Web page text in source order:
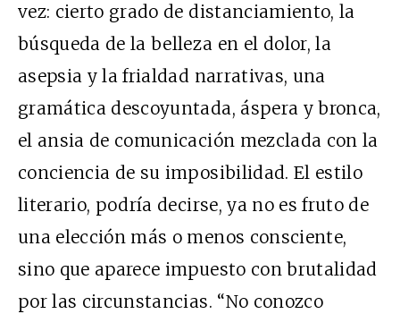
vez: cierto grado de distanciamiento, la
búsqueda de la belleza en el dolor, la
asepsia y la frialdad narrativas, una
gramática descoyuntada, áspera y bronca,
el ansia de comunicación mezclada con la
conciencia de su imposibilidad. El estilo
literario, podría decirse, ya no es fruto de
una elección más o menos consciente,
sino que aparece impuesto con brutalidad
por las circunstancias. “No conozco